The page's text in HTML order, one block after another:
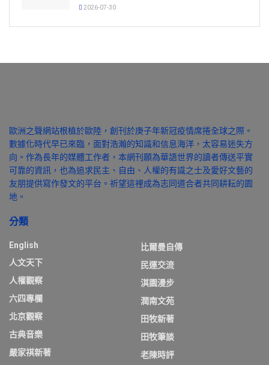
2026-07-30
歐洲之聲網站根植於歐陸，創刊於庚子年新冠疫情席捲全球之際。
數據化時代早已來臨，面對浩瀚的知識和信息海洋，太容易迷失方
向。作為長年的媒體工作者，本網刊願為華語世界的讀者傳送平實
可靠的資訊，也為追求民主、自由、人權的有識之士及愛好文藝的
友朋提供寫作發文的平台。祈望這裡成為志同道合者共同耕耘的園
地。
分類
English
人文天下
人權觀察
六四專欄
北京觀察
古典音樂
嚴家祺新著
比爾曼自傳
民運交流
淇園漫步
潤南文苑
田牧新著
田牧筆談
老陳時評